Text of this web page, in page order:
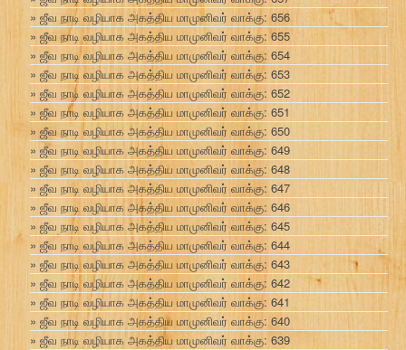
ஜீவ நாடி வழியாக அகத்திய மாமுனிவர் வாக்கு: 656
ஜீவ நாடி வழியாக அகத்திய மாமுனிவர் வாக்கு: 655
ஜீவ நாடி வழியாக அகத்திய மாமுனிவர் வாக்கு: 654
ஜீவ நாடி வழியாக அகத்திய மாமுனிவர் வாக்கு: 653
ஜீவ நாடி வழியாக அகத்திய மாமுனிவர் வாக்கு: 652
ஜீவ நாடி வழியாக அகத்திய மாமுனிவர் வாக்கு: 651
ஜீவ நாடி வழியாக அகத்திய மாமுனிவர் வாக்கு: 650
ஜீவ நாடி வழியாக அகத்திய மாமுனிவர் வாக்கு: 649
ஜீவ நாடி வழியாக அகத்திய மாமுனிவர் வாக்கு: 648
ஜீவ நாடி வழியாக அகத்திய மாமுனிவர் வாக்கு: 647
ஜீவ நாடி வழியாக அகத்திய மாமுனிவர் வாக்கு: 646
ஜீவ நாடி வழியாக அகத்திய மாமுனிவர் வாக்கு: 645
ஜீவ நாடி வழியாக அகத்திய மாமுனிவர் வாக்கு: 644
ஜீவ நாடி வழியாக அகத்திய மாமுனிவர் வாக்கு: 643
ஜீவ நாடி வழியாக அகத்திய மாமுனிவர் வாக்கு: 642
ஜீவ நாடி வழியாக அகத்திய மாமுனிவர் வாக்கு: 641
ஜீவ நாடி வழியாக அகத்திய மாமுனிவர் வாக்கு: 640
ஜீவ நாடி வழியாக அகத்திய மாமுனிவர் வாக்கு: 639